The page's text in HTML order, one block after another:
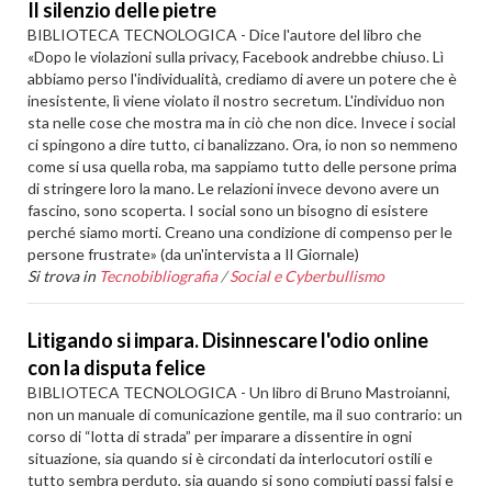
Il silenzio delle pietre
BIBLIOTECA TECNOLOGICA - Dice l'autore del libro che
«Dopo le violazioni sulla privacy, Facebook andrebbe chiuso. Lì
abbiamo perso l'individualità, crediamo di avere un potere che è
inesistente, lì viene violato il nostro secretum. L'individuo non
sta nelle cose che mostra ma in ciò che non dice. Invece i social
ci spingono a dire tutto, ci banalizzano. Ora, io non so nemmeno
come si usa quella roba, ma sappiamo tutto delle persone prima
di stringere loro la mano. Le relazioni invece devono avere un
fascino, sono scoperta. I social sono un bisogno di esistere
perché siamo morti. Creano una condizione di compenso per le
persone frustrate» (da un'intervista a Il Giornale)
Si trova in Tecnobibliografia /Social e Cyberbullismo
Litigando si impara. Disinnescare l'odio online
con la disputa felice
BIBLIOTECA TECNOLOGICA - Un libro di Bruno Mastroianni,
non un manuale di comunicazione gentile, ma il suo contrario: un
corso di “lotta di strada” per imparare a dissentire in ogni
situazione, sia quando si è circondati da interlocutori ostili e
tutto sembra perduto, sia quando si sono compiuti passi falsi e